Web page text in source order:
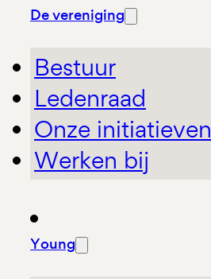
De vereniging
Bestuur
Ledenraad
Onze initiatieven
Werken bij
Young